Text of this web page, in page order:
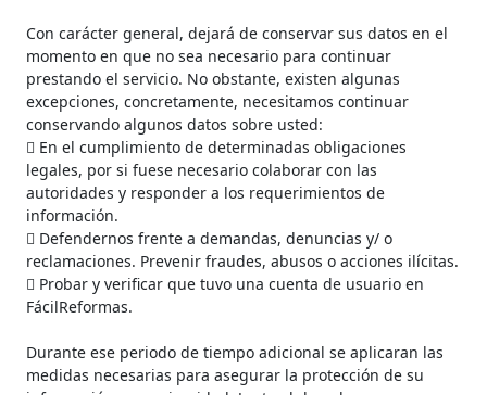
Con carácter general, dejará de conservar sus datos en el
momento en que no sea necesario para continuar
prestando el servicio. No obstante, existen algunas
excepciones, concretamente, necesitamos continuar
conservando algunos datos sobre usted:
 En el cumplimiento de determinadas obligaciones
legales, por si fuese necesario colaborar con las
autoridades y responder a los requerimientos de
información.
 Defendernos frente a demandas, denuncias y/ o
reclamaciones. Prevenir fraudes, abusos o acciones ilícitas.
 Probar y verificar que tuvo una cuenta de usuario en
FácilReformas.
Durante ese periodo de tiempo adicional se aplicaran las
medidas necesarias para asegurar la protección de su